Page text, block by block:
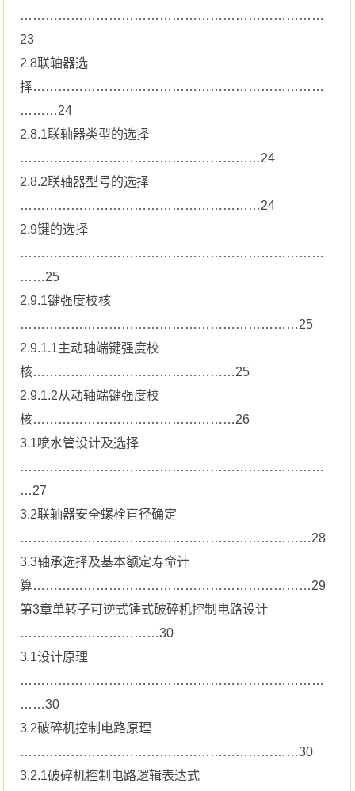
………………………………………………………………
23
2.8联轴器选
择……………………………………………………………
………24
2.8.1联轴器类型的选择
…………………………………………………24
2.8.2联轴器型号的选择
…………………………………………………24
2.9键的选择
………………………………………………………………
……25
2.9.1键强度校核
…………………………………………………………25
2.9.1.1主动轴端键强度校
核…………………………………………25
2.9.1.2从动轴端键强度校
核…………………………………………26
3.1喷水管设计及选择
………………………………………………………………
…27
3.2联轴器安全螺栓直径确定
……………………………………………………………28
3.3轴承选择及基本额定寿命计
算…………………………………………………………29
第3章单转子可逆式锤式破碎机控制电路设计
……………………………30
3.1设计原理
………………………………………………………………
……30
3.2破碎机控制电路原理
…………………………………………………………30
3.2.1破碎机控制电路逻辑表达式